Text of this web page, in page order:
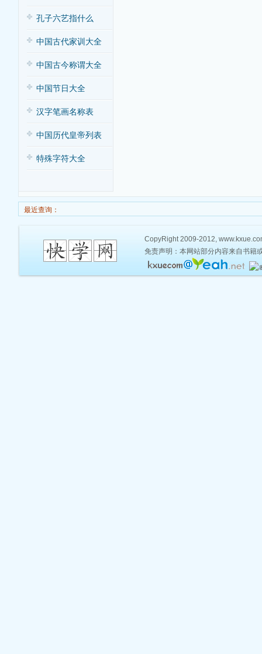
孔子六艺指什么
中国古代家训大全
中国古今称谓大全
中国节日大全
汉字笔画名称表
中国历代皇帝列表
特殊字符大全
最近查询：
CopyRight 2009-2012,
免责声明：本网站部分内容来自书籍